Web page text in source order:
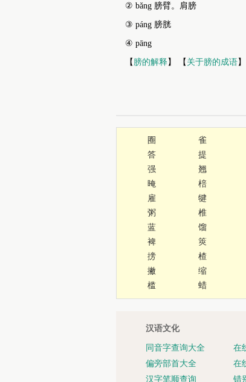
② bǎng 膀臂。肩膀
③ páng 膀胱
④ pāng
【 膀的解释】 【 关于膀的成语
圈 雀
答
提
强
翘
晻
棓
雇
犍
粥
椎
蓝
馏
裨
筴
搒
楂
撇
缩
槛
蜡
汉语文化
同音字查询大全
在
偏旁部首大全
在
汉字笔顺查询
错